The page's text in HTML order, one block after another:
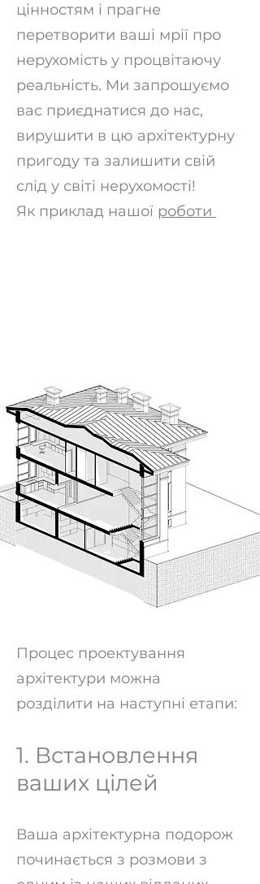
цінностям і прагне
перетворити ваші мрії про
нерухомість у процвітаючу
реальність. Ми запрошуємо
вас приєднатися до нас,
вирушити в цю архітектурну
пригоду та залишити свій
слід у світі нерухомості!
Як приклад нашої роботи
Процес проектування
архітектури можна
розділити на наступні етапи:
1. Встановлення
ваших цілей
Ваша архітектурна подорож
починається з розмови з